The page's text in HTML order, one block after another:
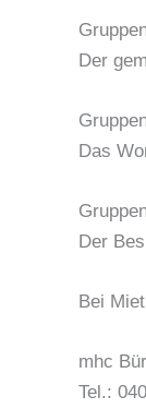
Der
Das
Der
Bei
mhc
Tel.: